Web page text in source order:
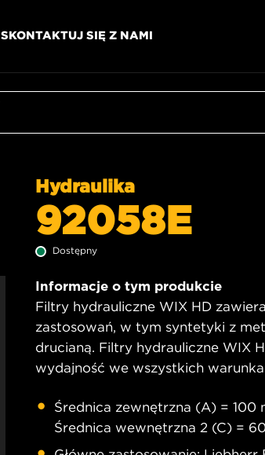
SKONTAKTUJ SIĘ Z NAMI
Hydraulika
92058E
Dostępny
Informacje o tym produkcie
Filtry hydrauliczne WIX HD
zastosowań, w tym syntetyki z
drucianą. Filtry hydrauliczne WIX
wydajność we wszystkich
Średnica zewnętrzna (A) = 100
Średnica wewnętrzna 2 (C) =